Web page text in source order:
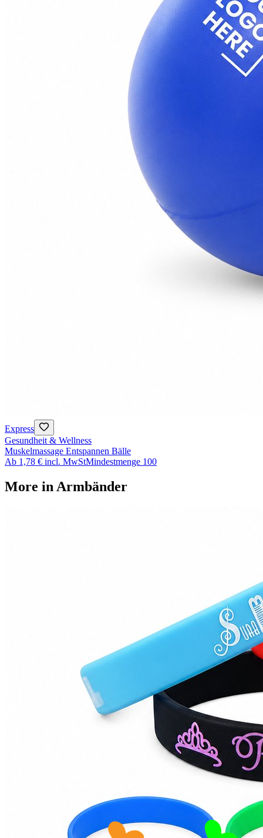
Express
Gesundheit & Wellness
Muskelmassage Entspannen Bälle
Ab 1,78 € incl. MwStMindestmenge 100
More in Armbänder